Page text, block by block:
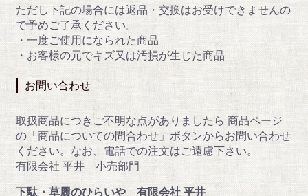
ただし下記の場合には返品・交換はお受けできませんの
で予めご了承ください。
・一度ご使用になられた商品
・お客様の元でキズ又は汚損が生じた商品
お問い合わせ
取扱商品につきご不明な点がありましたら 商品ページ
の「商品についての問合わせ」ボタンからお問い合わせ
ください。なお、電話での注文はご遠慮下さい。
有限会社 平井 小売部門
下駄・草履のひらいや 有限会社 平井